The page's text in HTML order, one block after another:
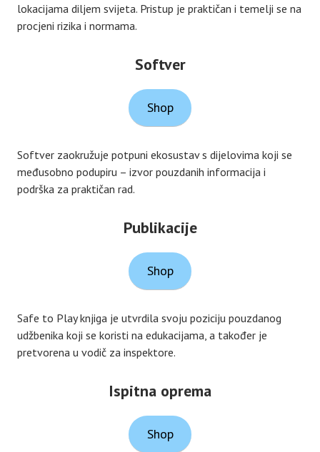
lokacijama diljem svijeta. Pristup je praktičan i temelji se na
procjeni rizika i normama.
Softver
Shop
Softver zaokružuje potpuni ekosustav s dijelovima koji se
međusobno podupiru – izvor pouzdanih informacija i
podrška za praktičan rad.
Publikacije
Shop
Safe to Play knjiga je utvrdila svoju poziciju pouzdanog
udžbenika koji se koristi na edukacijama, a također je
pretvorena u vodič za inspektore.
Ispitna oprema
Shop